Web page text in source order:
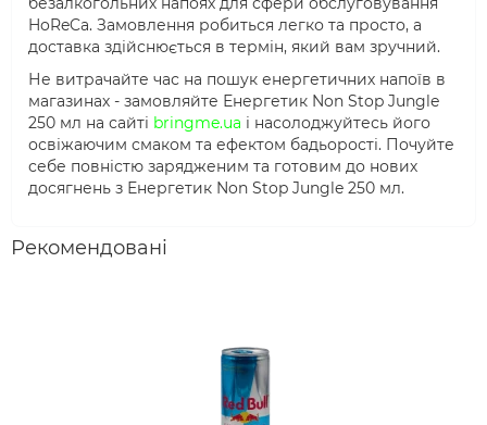
HoReCa. Замовлення робиться легко та просто, а
доставка здійснюється в термін, який вам зручний.
Не витрачайте час на пошук енергетичних напоїв в
магазинах - замовляйте Енергетик Non Stop Jungle
250 мл на сайті bringme.ua і насолоджуйтесь його
освіжаючим смаком та ефектом бадьорості. Почуйте
себе повністю зарядженим та готовим до нових
досягнень з Енергетик Non Stop Jungle 250 мл.
Рекомендовані